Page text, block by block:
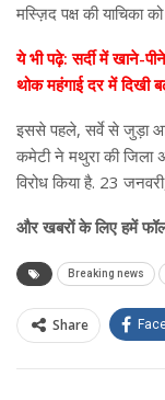
मस्ज़िद पक्ष की याचिका
ये भी पढ़े: सर्दी में खाने-
थोक महंगाई दर में दिखी
इससे पहले, सर्वे से जुड़ा
कमेटी ने मथुरा की जिला
विरोध किया है. 23
औरखबरों के लिए हमें
Breaking news
Share